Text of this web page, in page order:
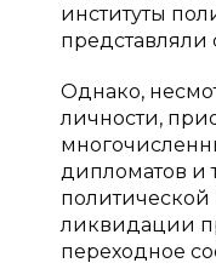
институты
представляли
Однако,
личности,
дипломатов и
ликвидации
переходное